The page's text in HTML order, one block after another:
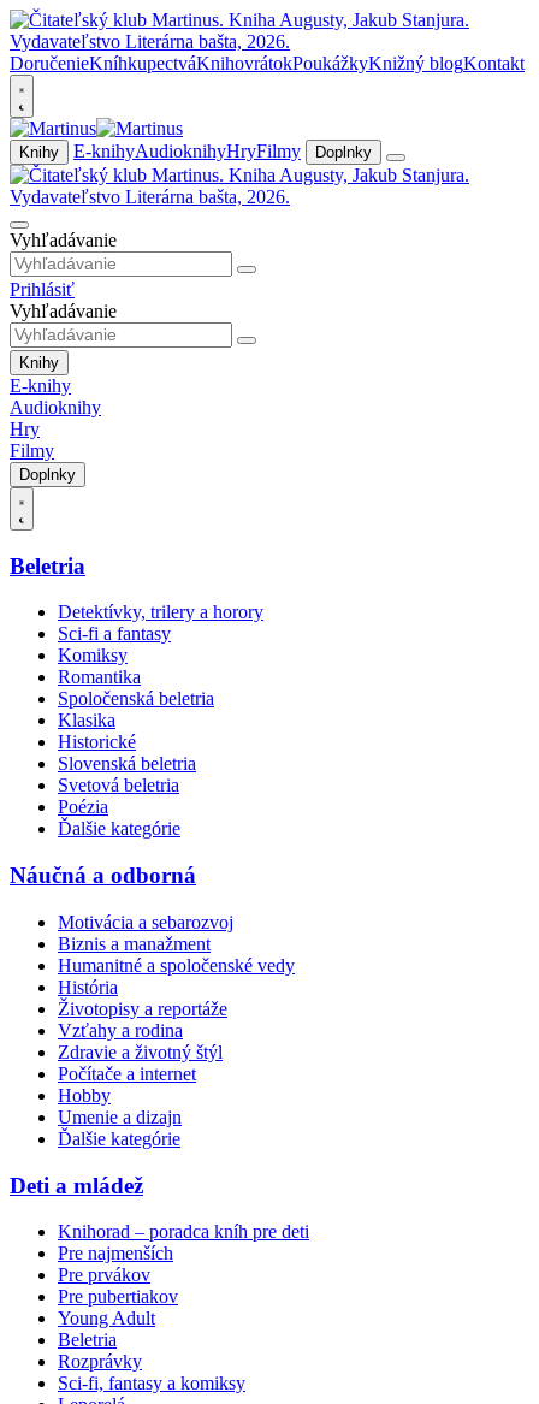
DoručenieKníhkupectváKnihovrátokPoukážkyKnižný blogKontakt
Knihy E-knihyAudioknihyHryFilmy Doplnky
Vyhľadávanie
Prihlásiť
Vyhľadávanie
Knihy
E-knihy
Audioknihy
Hry
Filmy
Doplnky
Beletria
Detektívky, trilery a horory
Sci-fi a fantasy
Komiksy
Romantika
Spoločenská beletria
Klasika
Historické
Slovenská beletria
Svetová beletria
Poézia
Ďalšie kategórie
Náučná a odborná
Motivácia a sebarozvoj
Biznis a manažment
Humanitné a spoločenské vedy
História
Životopisy a reportáže
Vzťahy a rodina
Zdravie a životný štýl
Počítače a internet
Hobby
Umenie a dizajn
Ďalšie kategórie
Deti a mládež
Knihorad – poradca kníh pre deti
Pre najmenších
Pre prvákov
Pre pubertiakov
Young Adult
Beletria
Rozprávky
Sci-fi, fantasy a komiksy